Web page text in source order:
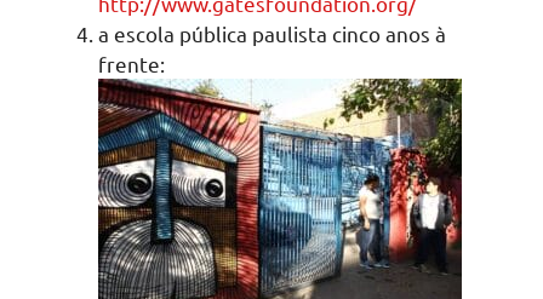
a escola pública paulista cinco anos à
frente: